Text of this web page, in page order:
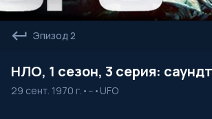
Эпизод 2
НЛО, 1 сезон, 3 серия:
29 сент. 1970 г. • -- • UFO